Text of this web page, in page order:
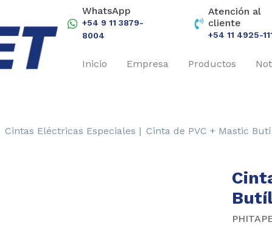
WhatsApp
+54 9 11 3879-
8004
Atención al
cliente
+54 11 4925-
Inicio Empresa Productos
Cintas Eléctricas Especiales | Cinta de PVC + Mastic